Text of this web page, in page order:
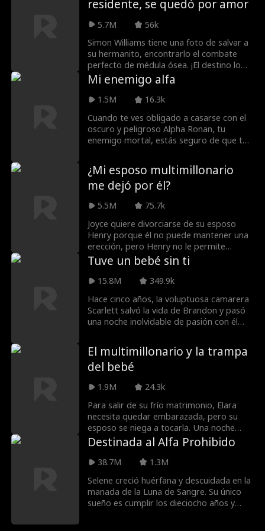
ya que, primero, Hayden es el Fiscal del
primer y único amor... y él quiere
recuperarla. ¿Podrá Maddie cumplir con
su trabajo y salvar la vida de su hermana
o podrá el amor ser más fuerte que su
deber?
residente, se quedó por amor
5.7M
56k
Simon Williams tiene una foto de salvar a
su hermanito, encontrarlo el combate
perfecto de médula ósea. ¡El destino lo
tendría, solo hay una pareja perfecta,
Leslie Maddison! A cambio de la donación
de Leslie, Simon debe casarse con ella
Unidos. Leslie necesita una tarjeta verde,
y Simon necesita su médula ósea. Pero,
¿qué sucede cuando Leslie se entera ...
compañía multimillonaria y no el Joe
promedio que él mismo es?
Mi enemigo alfa
1.5M
16.3k
Cuando te ves obligado a casarse con el
oscuro y peligroso Alpha Ronan, tu
enemigo mortal, estás seguro de que te
cuando un enemigo común amenaza con
destruir tu mochila, ¿aceptarás que están
destinados el uno al otro? O cosechar
consecuencias mortales?
¿Mi esposo multimillonario
me dejó por él?
5.5M
75.7k
Joyce quiere divorciarse de su esposo
Henry porque él no puede mantener una
erección, pero Henry no le permite
escapar de un matrimonio sin sexo. Su
herencia está en juego, ya que sus padres
exigen un heredero antes de decidir si la
hermano. Henry cree que Joyce se casó
con él por dinero, no por amor. Joyce está
decidida a demostrarle lo contrario, pero
cáncer, se ven desesperados por
conseguir dinero...
Tuve un bebé sin ti
15.8M
349.9k
Hace cinco años, la voluptuosa camarera
Scarlett salvó la vida de Brandon y pasó
una noche inolvidable de pasión con él
él es el CEO solitario que sin saberlo es el
padre de su hija.
El multimillonario y la trampa
del bebé
1.9M
24.3k
Para salir de su frío matrimonio, Elara
necesita quedar embarazada, pero su
esposo se niega a tocarla. Una noche
fatídica, termina en los brazos de Cole,
sin saber que es un multimillonario y CEO
en secreto… y el tío de su esposo.
identidad de Cole… y que él es el hombre
perfecto que ha estado buscando?
Destinada al Alfa Prohibido
38.7M
1.3M
Selene creció huérfana y descuidada en la
manada de la Luna de Sangre. Su único
sueño es cumplir los dieciocho años y